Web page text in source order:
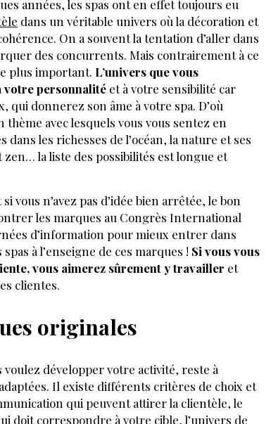
années, les spas ont en effet toujours eu
dans un véritable univers où la décoration et
On a souvent la tentation d’aller dans
des concurrents. Mais contrairement à ce
plus important. L’univers que vous
votre personnalité et à votre sensibilité car
qui donnerez son âme à votre spa. D’où
avec lesquels vous vous sentez en
les richesses de l’océan, la nature et ses
zen… la liste des possibilités est longue et
n’avez pas d’idée bien arrêtée, le bon
les marques au Congrès International
d’information pour mieux entrer dans
à l’enseigne de ces marques ! Si vous vous
vous aimerez sûrement y travailler et
clientes.
originales
développer votre activité, reste à
Il existe différents critères de choix et
qui peuvent attirer la clientèle, le
doit correspondre à votre cible, l’univers de